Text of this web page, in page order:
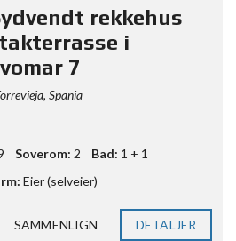
rekkehus
i
7
Spania
Soverom: 2 Bad: 1 + 1
Eier (selveier)
SAMMENLIGN DETALJER